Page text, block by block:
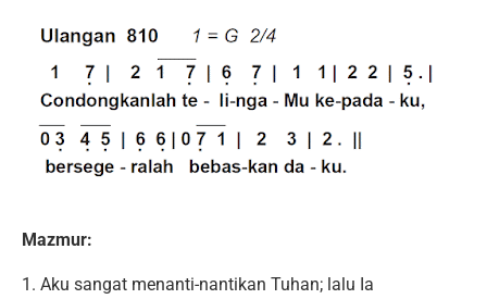
Mazmur:
1. Aku sangat menanti-nantikan Tuhan; lalu Ia